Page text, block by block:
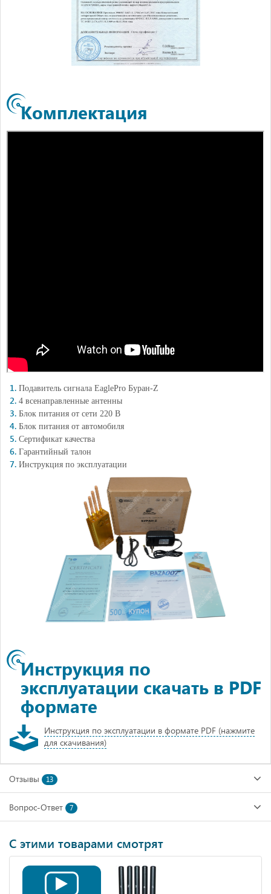
Комплектация
Подавитель сигнала EaglePro Буран-Z
4 всенаправленные антенны
Блок питания от сети 220 В
Блок питания от автомобиля
Сертификат качества
Гарантийный талон
Инструкция по эксплуатации
Инструкция по
эксплуатации скачать в PDF
формате
Инструкция по эксплуатации в формате PDF (нажмите
для скачивания)
Отзывы 13
Вопрос-Ответ 7
С этими товарами смотрят